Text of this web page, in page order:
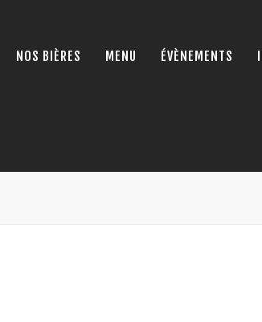
NOS BIÈRES MENU ÉVÈNEMENTS